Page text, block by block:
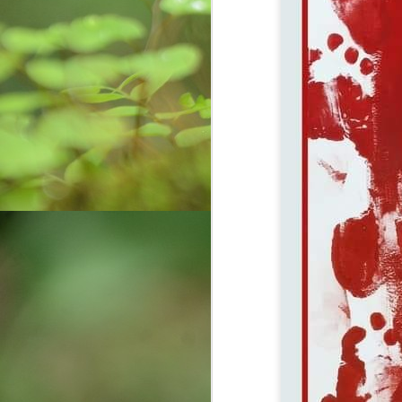
Weaving Memories:
Crafting a Tapestry of
In the vibrant tapestry of my life, a
unforgettable memories of my
childhood with my cherished
grandmother. Those days were a
sanctuary of warmth, laughter, and
a craft that would forever shape
weaver, introduced me not only to
crafting but also to the essence of